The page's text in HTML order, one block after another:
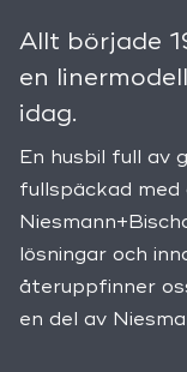
Allt började
en
idag.
En husbil full av
fullspäckad med
lösningar och
återuppfinner
en del av